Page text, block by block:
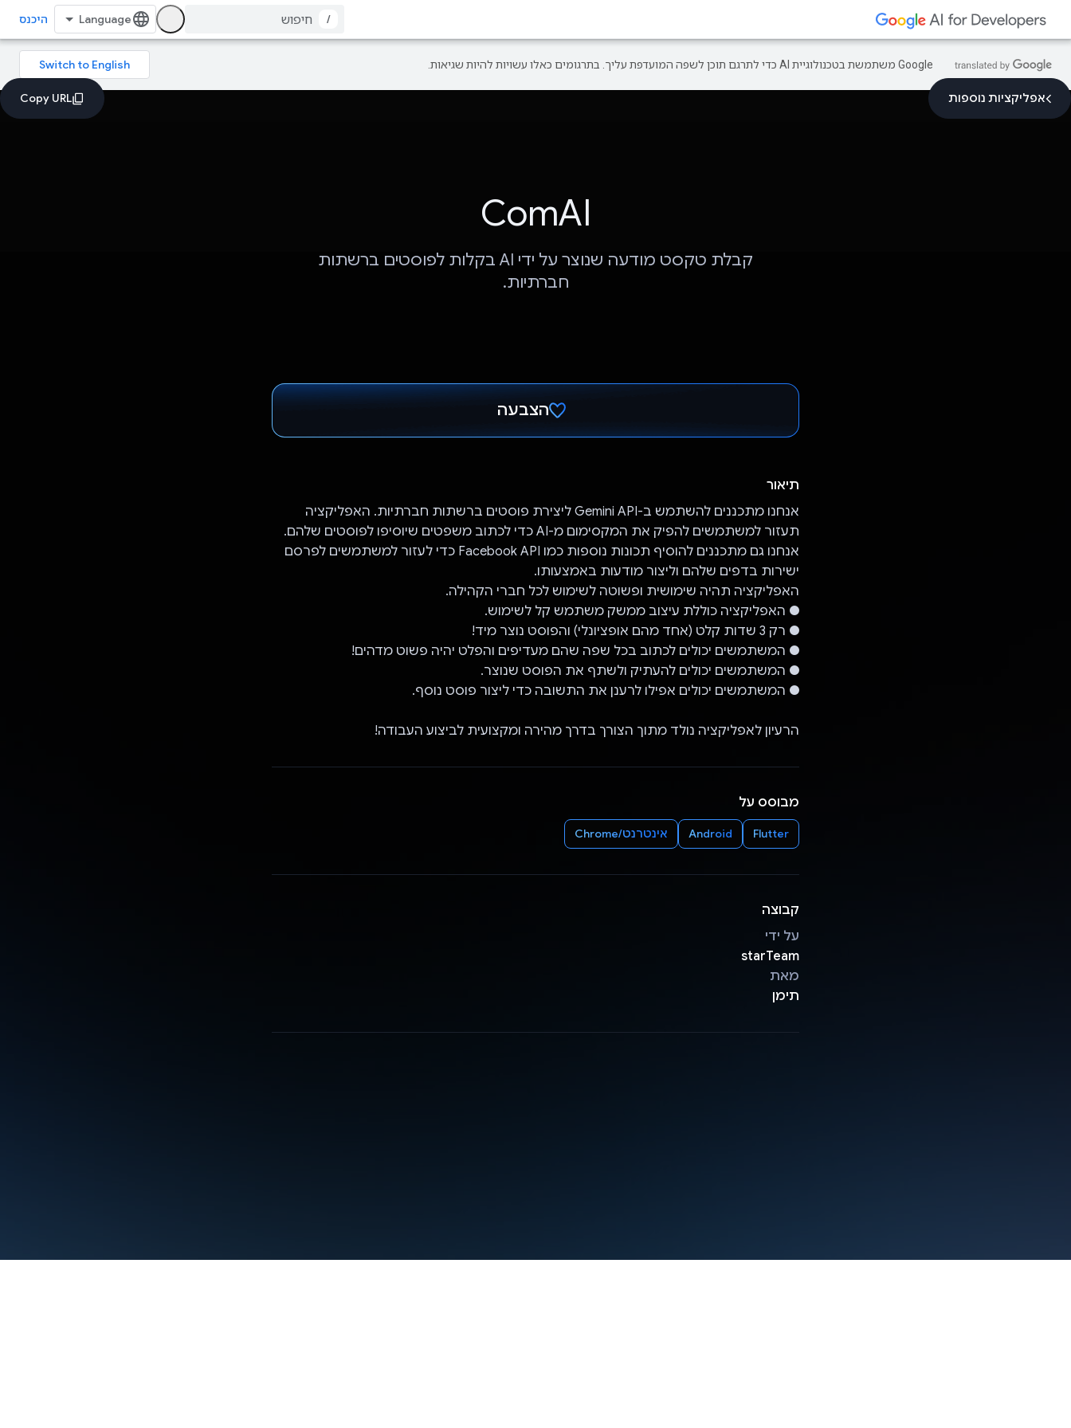
/ היכנס
‫Google משתמשת בטכנולוגיית AI כדי לתרגם תוכן לשפה המועדפת עליך. בתרגומים כאלו עשויות להיות שגיאות.
אפליקציות נוספות
ComAI
קבלת טקסט מודעה שנוצר על ידי AI בקלות לפוסטים ברשתות
חברתיות.
הצבעה
תיאור
אנחנו מתכננים להשתמש ב-Gemini API ליצירת פוסטים ברשתות חברתיות. האפליקציה
תעזור למשתמשים להפיק את המקסימום מ-AI כדי לכתוב משפטים שיוסיפו לפוסטים שלהם.
אנחנו גם מתכננים להוסיף תכונות נוספות כמו Facebook API כדי לעזור למשתמשים לפרסם
ישירות בדפים שלהם וליצור מודעות באמצעותו.
האפליקציה תהיה שימושית ופשוטה לשימוש לכל חברי הקהילה.
● האפליקציה כוללת עיצוב ממשק משתמש קל לשימוש.
● רק 3 שדות קלט (אחד מהם אופציונלי) והפוסט נוצר מיד!
● המשתמשים יכולים לכתוב בכל שפה שהם מעדיפים והפלט יהיה פשוט מדהים!
● המשתמשים יכולים להעתיק ולשתף את הפוסט שנוצר.
● המשתמשים יכולים אפילו לרענן את התשובה כדי ליצור פוסט נוסף.
הרעיון לאפליקציה נולד מתוך הצורך בדרך מהירה ומקצועית לביצוע העבודה!
מבוסס על
Flutter
Android אינטרנט/Chrome
קבוצה
על ידי
starTeam
מאת
תימן